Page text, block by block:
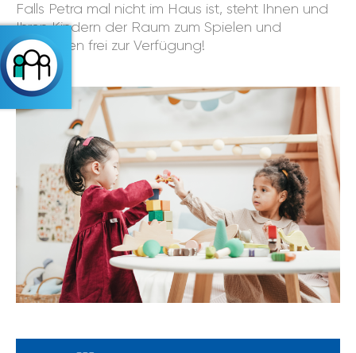
Falls Petra mal nicht im Haus ist, steht Ihnen und
Ihren Kindern der Raum zum Spielen und
Entdecken frei zur Verfügung!